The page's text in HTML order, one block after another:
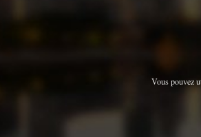
Vous pouvez